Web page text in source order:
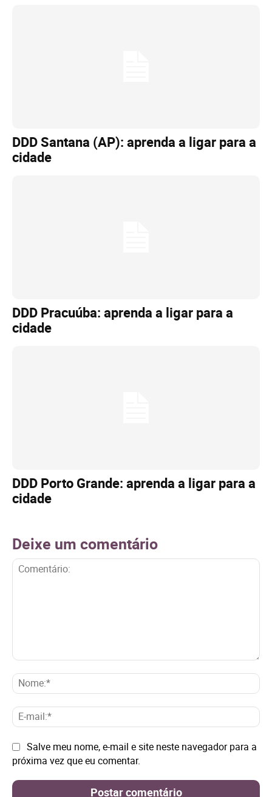
DDD Santana (AP): aprenda a ligar para a
cidade
DDD Pracuúba: aprenda a ligar para a
cidade
DDD Porto Grande: aprenda a ligar para a
cidade
Deixe um comentário
E-
Site: Salve meu nome, e-mail e site neste navegador para a
próxima vez que eu comentar.